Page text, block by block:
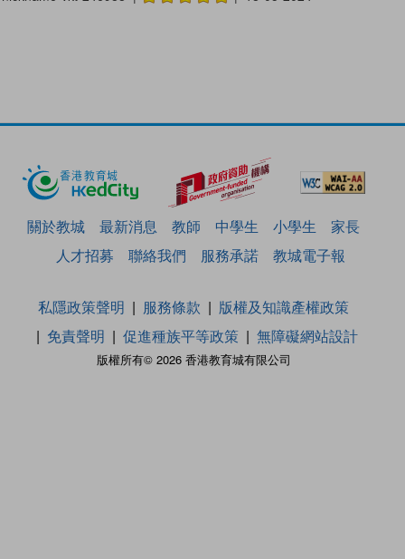
關於教城 最新消息 教師 中學生 小學生
家長
人才招募
聯絡我們 服務承諾 教城電子報
版權所有© 2026 香港教育城有限公司
私隱政策聲明 服務條款
版權及知識產權政策
免責聲明
促進種族平等政策 無障礙網站設計